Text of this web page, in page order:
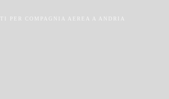
PER COMPAGNIA AEREA A ANDRIA